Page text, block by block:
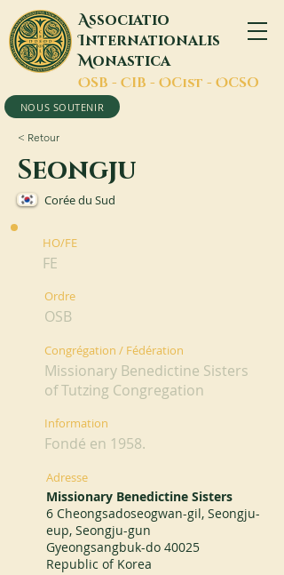
Associatio
Internationalis
Monastica
OSB - CIB - OCist - OCSO
NOUS SOUTENIR
< Retour
Seongju
Corée du Sud
HO/FE
FE
Ordre
OSB
Congrégation / Fédération
Missionary Benedictine Sisters
of Tutzing Congregation
Information
Fondé en 1958.
Adresse
Missionary Benedictine Sisters
6 Cheongsadoseogwan-gil, Seongju-
eup, Seongju-gun
Gyeongsangbuk-do 40025
Republic of Korea